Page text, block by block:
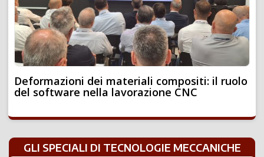
Deformazioni dei materiali compositi: il ruolo
del software nella lavorazione CNC
GLI SPECIALI DI TECNOLOGIE MECCANICHE